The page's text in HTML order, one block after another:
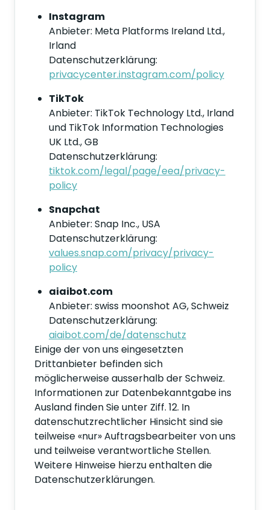
Instagram
Anbieter: Meta Platforms Ireland Ltd.,
Irland
Datenschutzerklärung:
privacycenter.instagram.com/policy
TikTok
Anbieter: TikTok Technology Ltd., Irland
und TikTok Information Technologies
UK Ltd., GB
Datenschutzerklärung:
tiktok.com/legal/page/eea/privacy-
policy
Snapchat
Anbieter: Snap Inc., USA
Datenschutzerklärung:
values.snap.com/privacy/privacy-
policy
aiaibot.com
Anbieter: swiss moonshot AG, Schweiz
Datenschutzerklärung:
aiaibot.com/de/datenschutz
Einige der von uns eingesetzten
Drittanbieter befinden sich
möglicherweise ausserhalb der Schweiz.
Informationen zur Datenbekanntgabe ins
Ausland finden Sie unter Ziff. 12. In
datenschutzrechtlicher Hinsicht sind sie
teilweise «nur» Auftragsbearbeiter von uns
und teilweise verantwortliche Stellen.
Weitere Hinweise hierzu enthalten die
Datenschutzerklärungen.